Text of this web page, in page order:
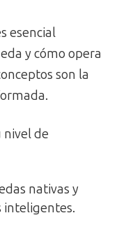
esencial
y cómo opera
son la
nivel de
nativas y
inteligentes.